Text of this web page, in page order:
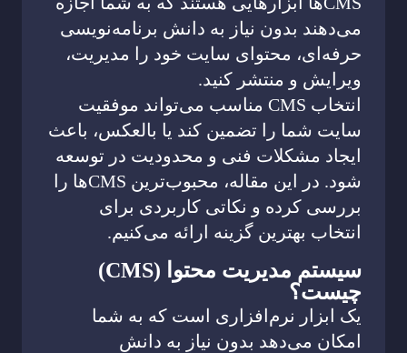
می‌دهند بدون نیاز به دانش برنامه‌نویسی
حرفه‌ای، محتوای سایت خود را مدیریت،
ویرایش و منتشر کنید.
انتخاب CMS مناسب می‌تواند موفقیت
سایت شما را تضمین کند یا بالعکس، باعث
ایجاد مشکلات فنی و محدودیت در توسعه
شود. در این مقاله، محبوب‌ترین CMSها را
بررسی کرده و نکاتی کاربردی برای
انتخاب بهترین گزینه ارائه می‌کنیم.
سیستم مدیریت محتوا (CMS)
چیست؟
یک ابزار نرم‌افزاری است که به شما
امکان می‌دهد بدون نیاز به دانش